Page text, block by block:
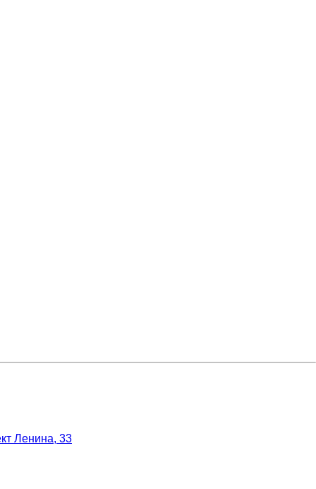
Ленина, 33